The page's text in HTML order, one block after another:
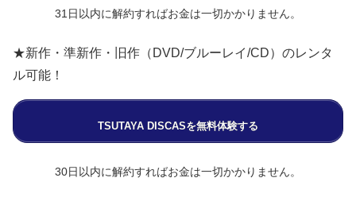
31日以内に解約すればお金は一切かかりません。
★新作・準新作・旧作（DVD/ブルーレイ/CD）のレンタ
ル可能！
TSUTAYA DISCASを無料体験する
30日以内に解約すればお金は一切かかりません。